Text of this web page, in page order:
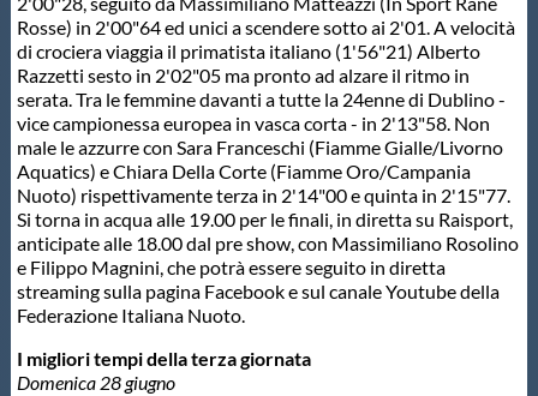
Rosse) in 2'00"64 ed unici a scendere sotto ai 2'01. A velocità
di crociera viaggia il primatista italiano (1'56"21) Alberto
Razzetti sesto in 2'02"05 ma pronto ad alzare il ritmo in
serata. Tra le femmine davanti a tutte la 24enne di Dublino -
vice campionessa europea in vasca corta - in 2'13"58. Non
male le azzurre con Sara Franceschi (Fiamme Gialle/Livorno
Aquatics) e Chiara Della Corte (Fiamme Oro/Campania
Nuoto) rispettivamente terza in 2'14"00 e quinta in 2'15"77.
Si torna in acqua alle 19.00 per le finali, in diretta su Raisport,
anticipate alle 18.00 dal pre show, con Massimiliano Rosolino
e Filippo Magnini, che potrà essere seguito in diretta
streaming sulla pagina Facebook e sul canale Youtube della
Federazione Italiana Nuoto.
I migliori tempi della terza giornata
Domenica 28 giugno